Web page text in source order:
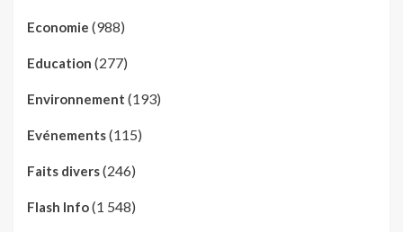
Economie (988)
Education (277)
Environnement (193)
Evénements(115)
Faits divers(246)
Flash Info(1 548)